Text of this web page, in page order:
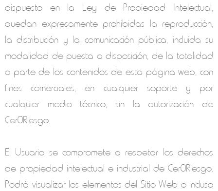
dispuesto en la Ley de Propiedad Intelectual,
quedan expresamente prohibidas la reproducción,
la distribución y la comunicación pública, incluida su
modalidad de puesta a disposición, de la totalidad
o parte de los contenidos de esta página web, con
fines comerciales, en cualquier soporte y por
cualquier medio técnico, sin la autorización de
Cer0Riesgo.
El Usuario se compromete a respetar los derechos
de propiedad intelectual e industrial de Cer0Riesgo.
Podrá visualizar los elementos del Sitio Web o incluso